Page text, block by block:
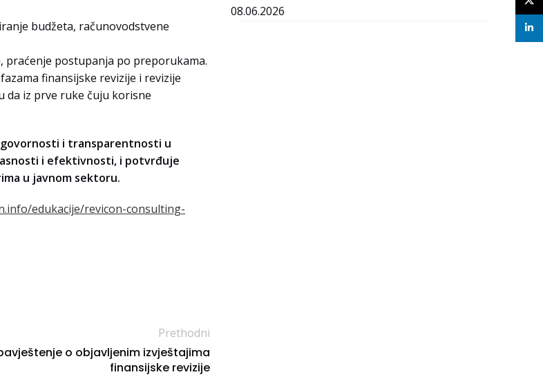
budžeta, računovodstvene
praćenje postupanja po preporukama.
finansijske revizije i revizije
da iz prve ruke čuju korisne
i transparentnosti u
i efektivnosti, i potvrđuje
u javnom sektoru.
edukacije/revicon-consulting-
Prethodni
o objavljenim izvještajima
finansijske revizije
08.06.2026